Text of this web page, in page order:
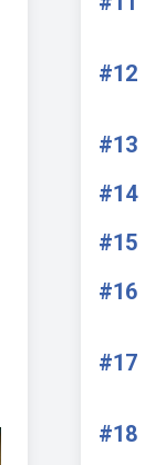
#12
#13
#14
#15
#16
#17
#18